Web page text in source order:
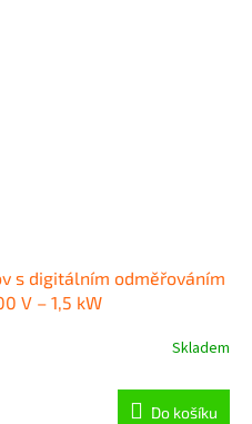
s digitálním odměřováním
V – 1,5 kW
Skladem
Do košíku